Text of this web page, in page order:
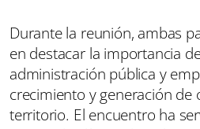
Durante la reunión, ambas
en destacar la importancia
administración pública y
crecimiento y generación de
territorio. El encuentro ha